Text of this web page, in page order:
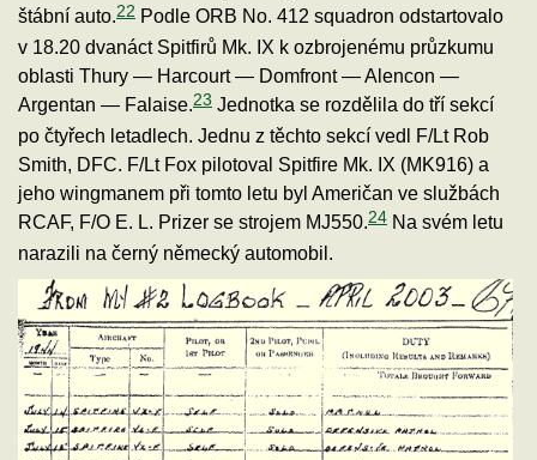
štábní auto.22 Podle ORB No. 412 squadron odstartovalo
v 18.20 dvanáct Spitfirů Mk. IX k ozbrojenému průzkumu
oblasti Thury — Harcourt — Domfront — Alencon —
Argentan — Falaise.23 Jednotka se rozdělila do tří sekcí
po čtyřech letadlech. Jednu z těchto sekcí vedl F/Lt Rob
Smith, DFC. F/Lt Fox pilotoval Spitfire Mk. IX (MK916) a
jeho wingmanem při tomto letu byl Američan ve službách
RCAF, F/O E. L. Prizer se strojem MJ550.24 Na svém letu
narazili na černý německý automobil.